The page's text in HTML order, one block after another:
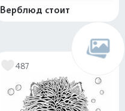
Верблюд стоит
487